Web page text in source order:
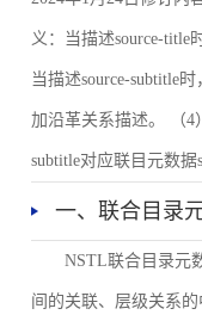
义：当描述source-title
当描述source-subtitle
加沿革关系描述。 （4
subtitle对应联目元数据
一、联合目录
NSTL联合目录元
间的关联、层级关系